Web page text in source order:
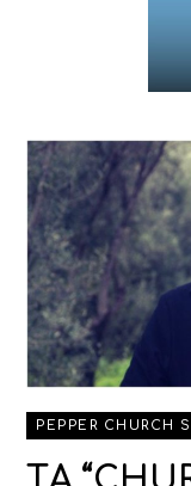
PEPPER CHURCH